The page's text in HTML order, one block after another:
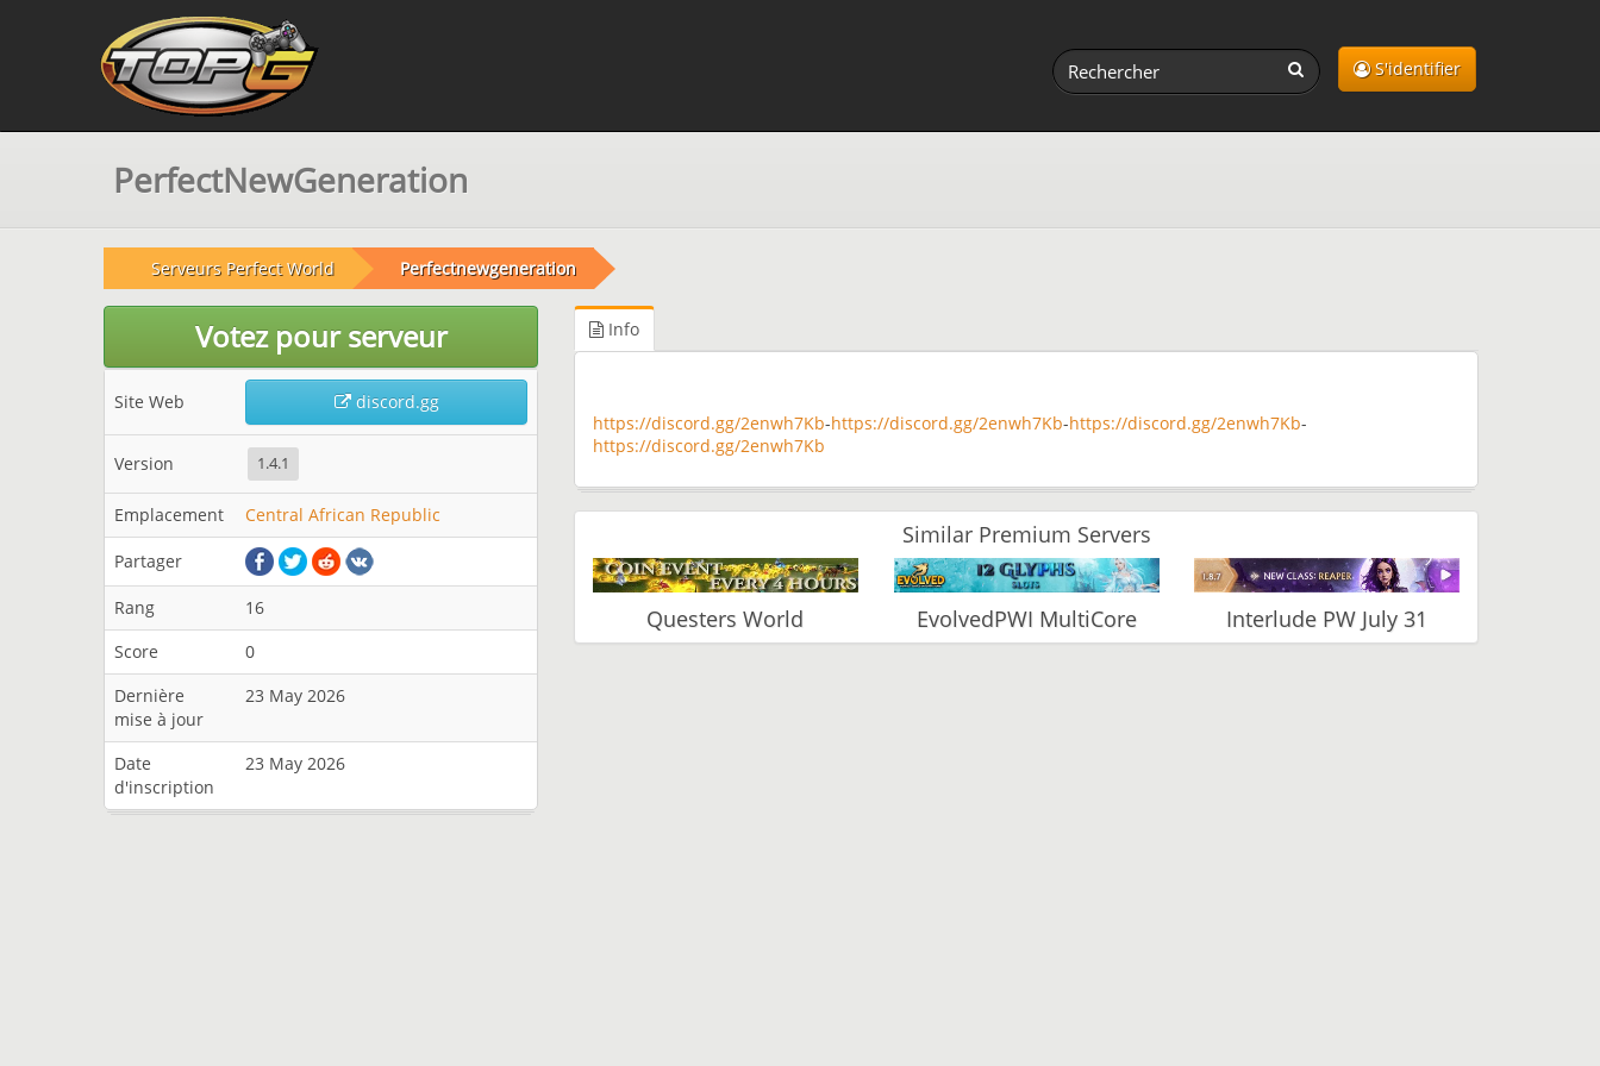
S'identifier
PerfectNewGeneration
Serveurs Perfect World Perfectnewgeneration
Votez pour serveur
Site Web discord.gg
Version 1.4.1
Emplacement Central African Republic
Partager
Rang
16
Score
0
Dernière
mise à jour
23 May 2026
Date
d'inscription
23 May 2026
Info
https://discord.gg/2enwh7Kb-https://discord.gg/2enwh7Kb-https://discord.gg/2enwh7Kb-
https://discord.gg/2enwh7Kb
Similar Premium Servers
Questers World EvolvedPWI MultiCore Interlude PW July 31